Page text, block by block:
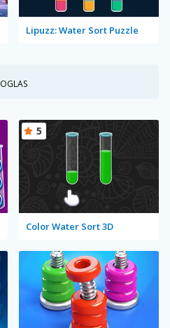
Lipuzz: Water Sort Puzzle
OGLAS
Color Water Sort 3D
5